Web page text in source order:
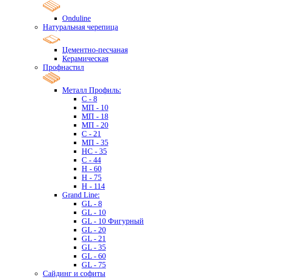
Onduline
Натуральная черепица
Цементно-песчаная
Керамическая
Профнастил
Металл Профиль:
C - 8
МП - 10
МП - 18
МП - 20
C - 21
МП - 35
HC - 35
C - 44
H - 60
H - 75
H - 114
Grand Line:
GL - 8
GL - 10
GL - 10 Фигурный
GL - 20
GL - 21
GL - 35
GL - 60
GL - 75
Сайдинг и софиты